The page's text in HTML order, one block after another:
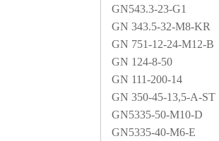
GN543.3-23-G1
GN 343.5-32-M8-KR
GN 751-12-24-M12-B
GN 124-8-50
GN 111-200-14
GN 350-45-13,5-A-ST
GN5335-50-M10-D
GN5335-40-M6-E